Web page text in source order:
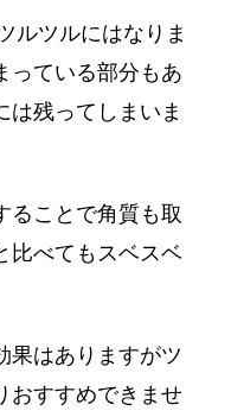
ルツルにはなりま
っている部分もあ
は残ってしまいま
ることで角質も取
比べてもスベスベ
果はありますがツ
おすすめできませ